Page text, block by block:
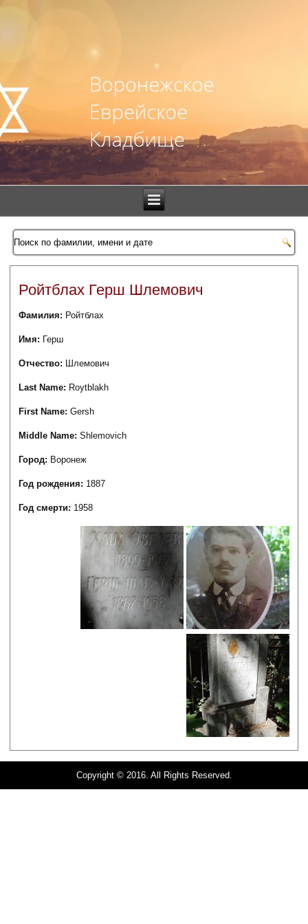
Ройтблах Герш Шлемович
Фамилия: Ройтблах
Имя: Герш
Отчество: Шлемович
Last Name: Roytblakh
First Name:Gersh
Middle Name:Shlemovich
Город: Воронеж
Год рождения: 1887
Год смерти: 1958
Copyright © 2016. All Rights Reserved.